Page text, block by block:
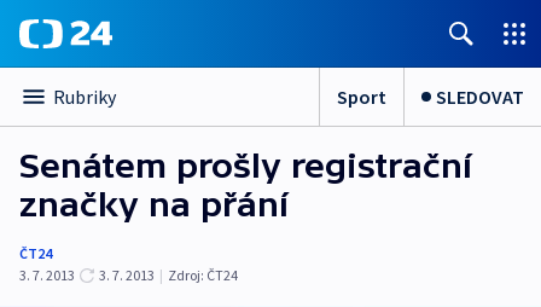
Rubriky Sport SLEDOVAT
Senátem prošly registrační
značky na přání
ČT24
3. 7. 2013
3. 7. 2013 | Zdroj: ČT24